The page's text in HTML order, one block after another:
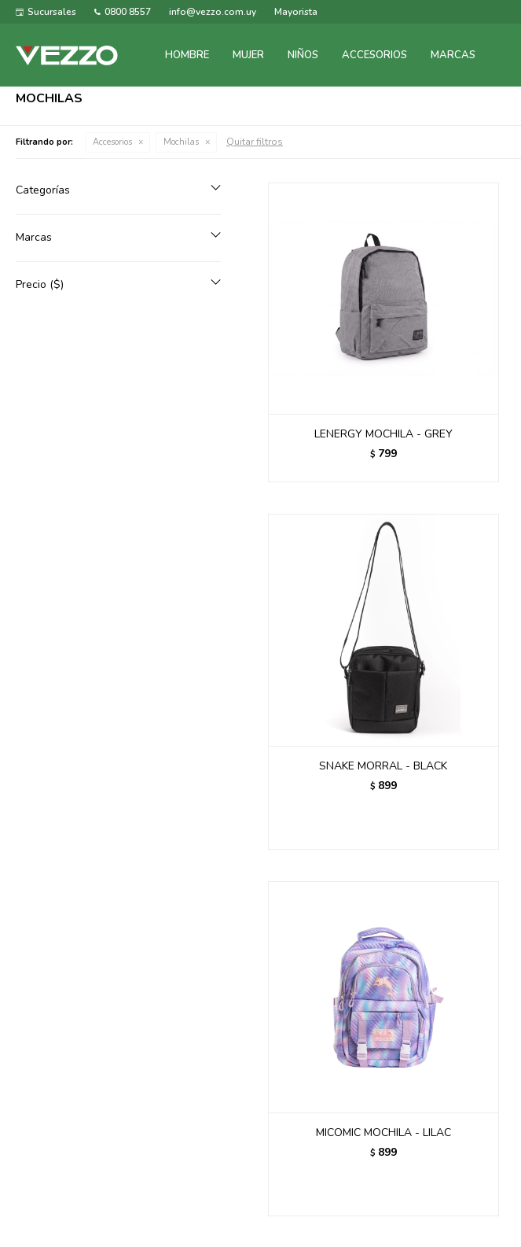
HOMBRE MUJER NIÑOS ACCESORIOS MARCAS
Sucursales 0800 8557 info@vezzo.com.uy Mayorista
MOCHILAS
Filtrando por: Accesorios Mochilas Quitar filtros
LENERGY MOCHILA - GREY
$ 799
SNAKE MORRAL - BLACK
$ 899
MICOMIC MOCHILA - LILAC
$ 899
Categorías
Marcas
Precio ($)